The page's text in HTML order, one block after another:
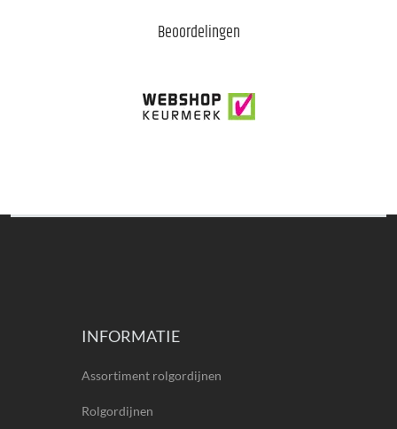
Beoordelingen
INFORMATIE
Assortiment rolgordijnen
Rolgordijnen